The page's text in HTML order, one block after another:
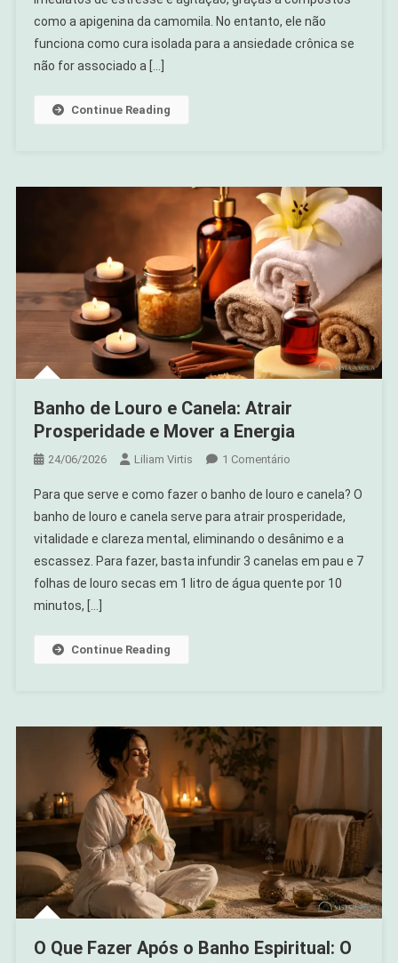
Funciona
E
como a apigenina da camomila. No entanto, ele não
funciona como cura isolada para a ansiedade crônica se
não for associado a […]
Continue Reading
Banho de Louro e Canela: Atrair
Prosperidade e Mover a Energia
24/06/2026 Liliam Virtis 1 ComentárioEm
De
Louro
E
Canela:
Atrair
Para que serve e como fazer o banho de louro e canela? O
banho de louro e canela serve para atrair prosperidade,
vitalidade e clareza mental, eliminando o desânimo e a
escassez. Para fazer, basta infundir 3 canelas em pau e 7
folhas de louro secas em 1 litro de água quente por 10
minutos, […]
Continue Reading
O Que Fazer Após o Banho Espiritual: O